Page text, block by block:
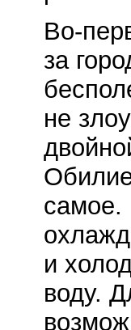
Во-
за
не
самое.
и
воду.